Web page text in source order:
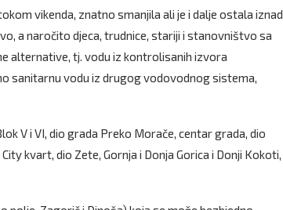
vikenda, znatno smanjila ali je i dalje ostala iznad
a naročito djeca, trudnice, stariji i stanovništvo sa
alternative, tj. vodu iz kontrolisanih izvora
sanitarnu vodu iz drugog vodovodnog sistema,
V i VI, dio grada Preko Morače, centar grada, dio
kvart, dio Zete, Gornja i Donja Gorica i Donji Kokoti,